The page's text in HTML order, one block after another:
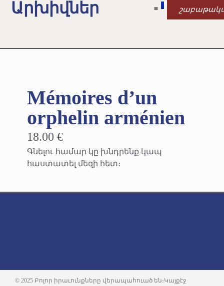
Արխիվներ
Mémoires d’un
orphelin arménien
18.00 €
Գնելու համար կը խնդրենք կապ
հաստատել մեզի հետ։
© 2025 Բոլոր իրաւունքները վերապահուած են։Կայքէջ